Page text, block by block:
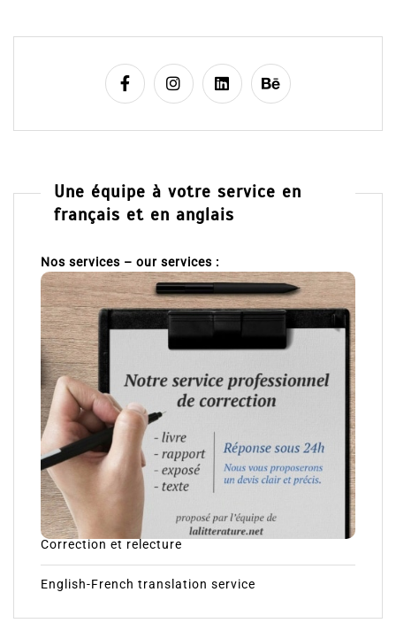
Une équipe à votre service en
français et en anglais
Nos services – our services :
Correction et relecture
English-French translation service